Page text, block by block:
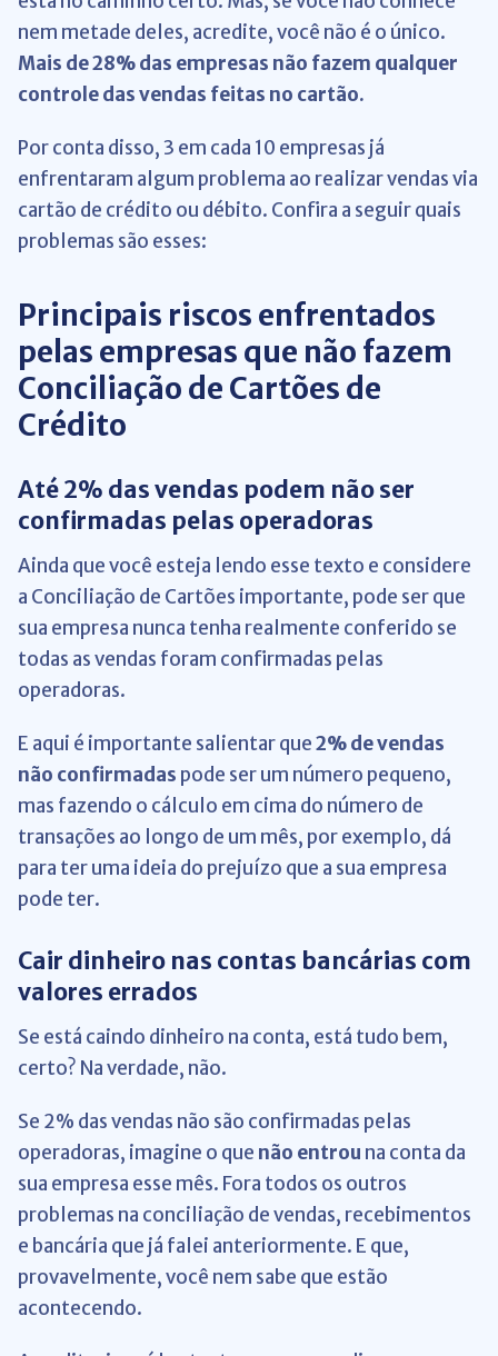
nem metade deles, acredite, você não é o único.
Mais de 28% das empresas não fazem qualquer
controle das vendas feitas no cartão.
Por conta disso, 3 em cada 10 empresas já
enfrentaram algum problema ao realizar vendas via
cartão de crédito ou débito. Confira a seguir quais
problemas são esses:
Principais riscos enfrentados
pelas empresas que não fazem
Conciliação de Cartões de
Crédito
Até 2% das vendas podem não ser
confirmadas pelas operadoras
Ainda que você esteja lendo esse texto e considere
a Conciliação de Cartões importante, pode ser que
sua empresa nunca tenha realmente conferido se
todas as vendas foram confirmadas pelas
operadoras.
E aqui é importante salientar que2% de vendas
não confirmadas pode ser um número pequeno,
mas fazendo o cálculo em cima do número de
transações ao longo de um mês, por exemplo, dá
para ter uma ideia do prejuízo que a sua empresa
pode ter.
Cair dinheiro nas contas bancárias com
valores errados
Se está caindo dinheiro na conta, está tudo bem,
certo? Na verdade, não.
Se 2% das vendas não são confirmadas pelas
operadoras, imagine o que não entrou na conta da
sua empresa esse mês. Fora todos os outros
problemas na conciliação de vendas, recebimentos
e bancária que já falei anteriormente. E que,
provavelmente, você nem sabe que estão
acontecendo.